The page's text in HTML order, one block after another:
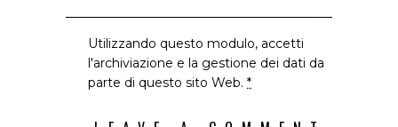
Utilizzando questo modulo, accetti
l'archiviazione e la gestione dei dati da
parte di questo sito Web.*